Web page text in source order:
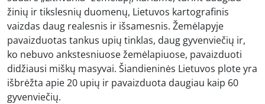
žinių ir tikslesnių duomenų, Lietuvos kartografinis
vaizdas daug realesnis ir išsamesnis. Žemėlapyje
pavaizduotas tankus upių tinklas, daug gyvenviečių ir,
ko nebuvo ankstesniuose žemėlapiuose, pavaizduoti
didžiausi miškų masyvai. Šiandieninės Lietuvos plote yra
išbrėžta apie 20 upių ir pavaizduota daugiau kaip 60
gyvenviečių.